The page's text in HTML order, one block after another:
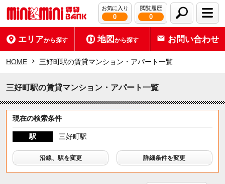
お気に入り
0
閲覧履歴
0
エリアから探す 地図から探す お問い合わせ
HOME 三好町駅の賃貸マンション・アパート一覧
三好町駅の賃貸マンション・アパート一覧
現在の検索条件
駅 三好町駅
沿線、駅を変更 詳細条件を変更